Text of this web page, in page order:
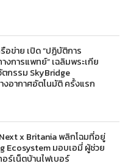
อข่าย เปิด “ปฏิบัติการ
งการแพทย์” เฉลิมพระเกีย
กรรม SkyBridge
อากาศอัตโนมัติ ครั้งแรก
x Britania พลิกโฉมที่อยู่
Ecosystem มอบเอมี่ ผู้ช่วย
ร์เน็ตบ้านไฟเบอร์